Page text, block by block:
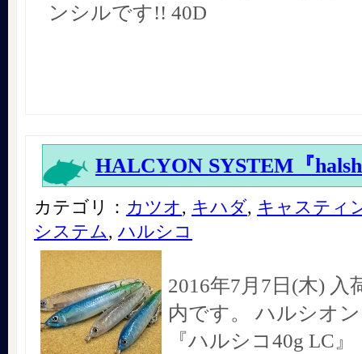
ンシルです!! 40D
HALCYON SYSTEM『
カテゴリ： カツオ, キハダ, キャスティ
システム, ハルシコ
2016年7月7日(木) 入
内です。 ハルシオ
『ハルシコ40g LC